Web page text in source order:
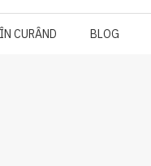
ÎN CURÂND BLOG